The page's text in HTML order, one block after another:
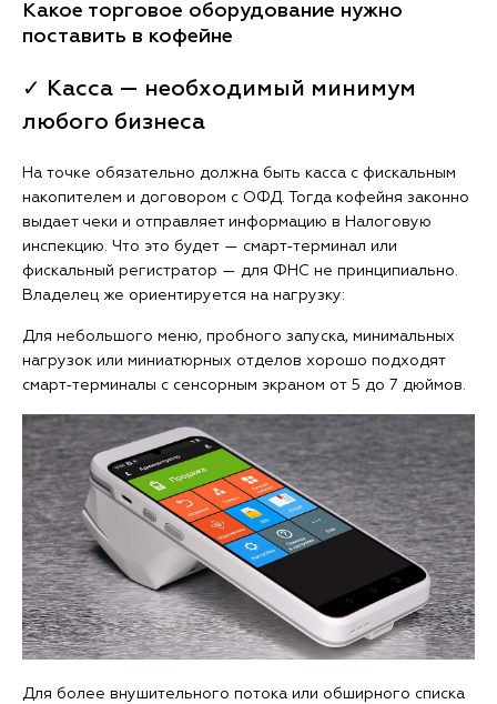
Какое торговое оборудование нужно
поставить в кофейне
✓ Касса — необходимый минимум
любого бизнеса
На точке обязательно должна быть касса с фискальным
накопителем и договором с ОФД. Тогда кофейня законно
выдает чеки и отправляет информацию в Налоговую
инспекцию. Что это будет — смарт-терминал или
фискальный регистратор — для ФНС не принципиально.
Владелец же ориентируется на нагрузку:
Для небольшого меню, пробного запуска, минимальных
нагрузок или миниатюрных отделов хорошо подходят
смарт-терминалы с сенсорным экраном от 5 до 7 дюймов.
Для более внушительного потока или обширного списка